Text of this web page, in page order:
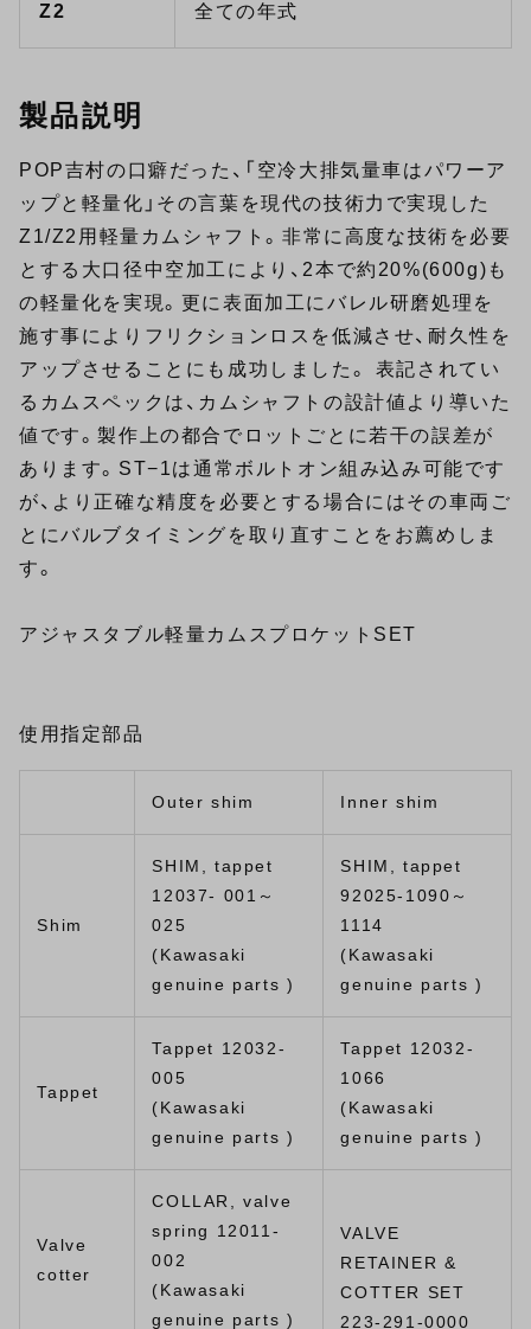
Z2 全ての年式
製品説明
POP吉村の口癖だった、「空冷大排気量車はパワーア
ップと軽量化」その言葉を現代の技術力で実現した
Z1/Z2用軽量カムシャフト。非常に高度な技術を必要
とする大口径中空加工により、2本で約20%(600g)も
の軽量化を実現。更に表面加工にバレル研磨処理を
施す事によりフリクションロスを低減させ、耐久性を
アップさせることにも成功しました。 表記されてい
るカムスペックは、カムシャフトの設計値より導いた
値です。製作上の都合でロットごとに若干の誤差が
あります。ST−1は通常ボルトオン組み込み可能です
が、より正確な精度を必要とする場合にはその車両ご
とにバルブタイミングを取り直すことをお薦めしま
す。
アジャスタブル軽量カムスプロケットSET
使用指定部品
Outer shim Inner shim
Shim
SHIM, tappet
12037- 001～
025
(Kawasaki
genuine parts )
SHIM, tappet
92025-1090～
1114
(Kawasaki
genuine parts )
Tappet
Tappet 12032-
005
(Kawasaki
genuine parts )
Tappet 12032-
1066
(Kawasaki
genuine parts )
Valve
cotter
COLLAR, valve
spring 12011-
002
(Kawasaki
genuine parts )
VALVE
RETAINER &
COTTER SET
223-291-0000